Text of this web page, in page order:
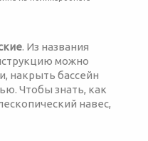
. Из названия
можно
накрыть бассейн
Чтобы знать, как
навес,